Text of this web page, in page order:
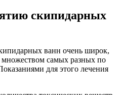
скипидарных
ванн очень широк,
множеством самых разных по
для этого лечения